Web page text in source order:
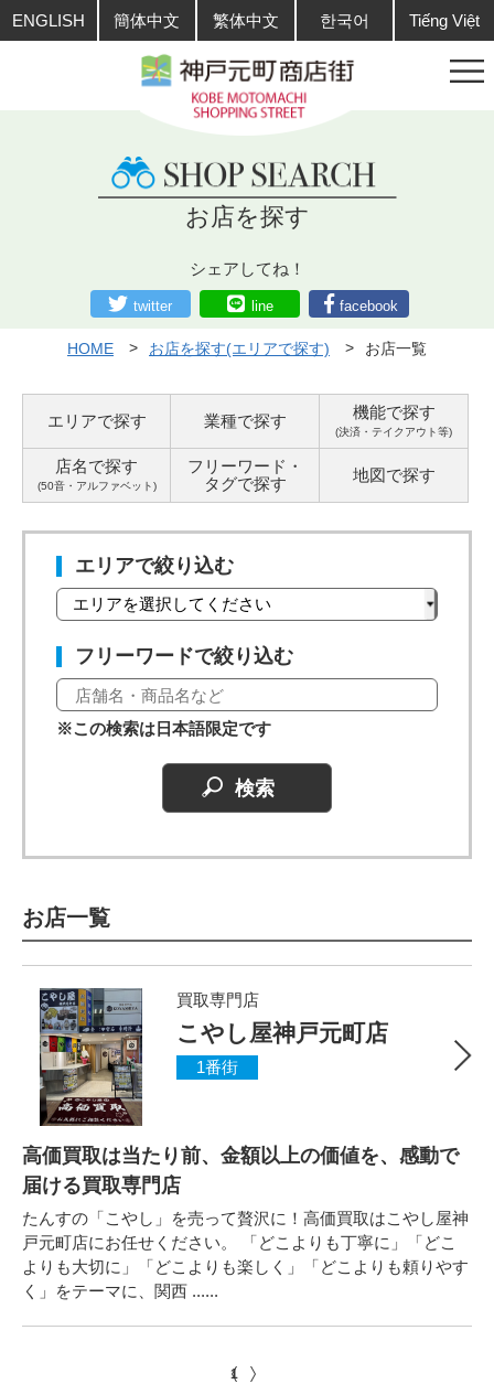
ENGLISH 簡体中文 繁体中文 한국어 Tiếng Việt
お店を探す
シェアしてね！
twitter line facebook
HOME お店を探す(エリアで探す) お店一覧
エリアで探す 業種で探す 機能で探す
(決済・テイクアウト等)
店名で探す
(50音・アルファベット)
フリーワード・
タグで探す 地図で探す
エリアで絞り込む
フリーワードで絞り込む
※この検索は日本語限定です
お店一覧
買取専門店
こやし屋神戸元町店
1番街
高価買取は当たり前、金額以上の価値を、感動で
届ける買取専門店
たんすの「こやし」を売って贅沢に！高価買取はこやし屋神
戸元町店にお任せください。 「どこよりも丁寧に」「どこ
よりも大切に」「どこよりも楽しく」「どこよりも頼りやす
く」をテーマに、関西 ......
1